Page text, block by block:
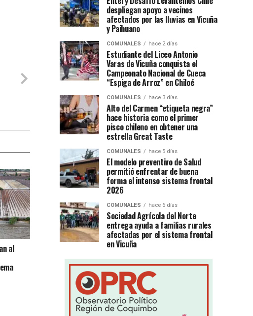
al
despliegan apoyo a vecinos
afectados por las lluvias en Vicuña
y Paihuano
COMUNALES hace 2 días
Estudiante del Liceo Antonio
Varas de Vicuña conquista el
Campeonato Nacional de Cueca
“Espiga de Arroz” en Chiloé
COMUNALES hace 3 días
Alto del Carmen “etiqueta negra”
hace historia como el primer
pisco chileno en obtener una
estrella Great Taste
COMUNALES hace 5 días
El modelo preventivo de Salud
permitió enfrentar de buena
forma el intenso sistema frontal
2026
COMUNALES hace 6 días
Sociedad Agrícola del Norte
entrega ayuda a familias rurales
afectadas por el sistema frontal
en Vicuña